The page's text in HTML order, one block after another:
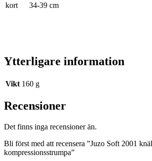
kort
34-39 cm
Ytterligare information
Vikt 160 g
Recensioner
Det finns inga recensioner än.
Bli först med att recensera ”Juzo Soft 2001
kompressionsstrumpa”